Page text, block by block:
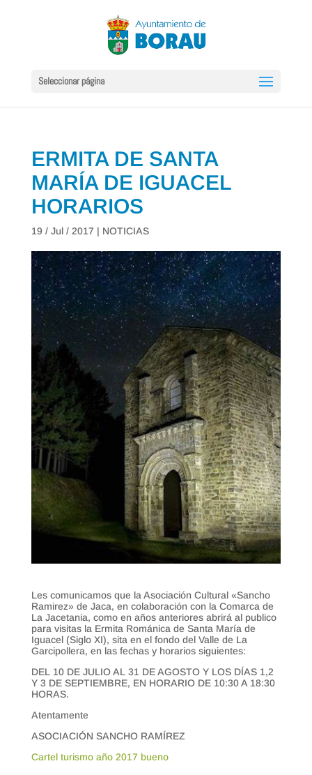
Seleccionar página
ERMITA DE SANTA
MARÍA DE IGUACEL
HORARIOS
19 / Jul / 2017 | NOTICIAS
Les comunicamos que la Asociación Cultural «Sancho
Ramirez» de Jaca, en colaboración con la Comarca de
La Jacetania, como en años anteriores abrirá al publico
para visitas la Ermita Románica de Santa María de
Iguacel (Siglo XI), sita en el fondo del Valle de La
Garcipollera, en las fechas y horarios siguientes:
DEL 10 DE JULIO AL 31 DE AGOSTO Y LOS DÍAS 1,2
Y 3 DE SEPTIEMBRE, EN HORARIO DE 10:30 A 18:30
HORAS.
Atentamente
ASOCIACIÓN SANCHO RAMÍREZ
Cartel turismo año 2017 bueno